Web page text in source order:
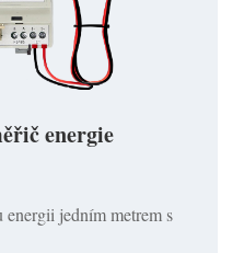
energie
jedním metrem s